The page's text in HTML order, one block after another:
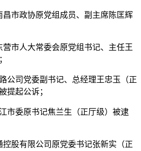
昌市政协原党组成员、副主席陈匡辉
营市人大常委会原党组书记、主任王
公司党委副书记、总经理王忠玉（正
提起公诉；
市委原书记焦兰生（正厅级）被逮
控股有限公司原党委书记张新实（正